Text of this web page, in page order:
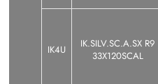
IK4U
IK.SILV.SC.A.SX R9
33X120SCAL